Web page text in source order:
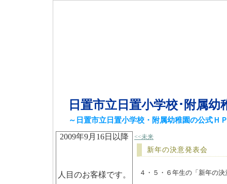
日置市立日置小学校･附属幼
～日置市立日置小学校・附属幼稚園の公式Ｈ
2009年9月16日以降
人目のお客様です。
<<未来
新年の決意発表会
４・５・６年生の「新年の